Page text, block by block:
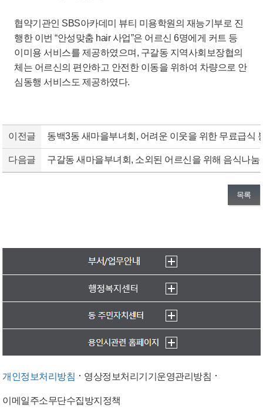
협약기관인 SBS아카데미 뷰티 미용학원의 재능기부로 진
행한 이번 “안성맞춤 hair 사업”은 어르신 6명에게 커트 등
이미용 서비스를 제공하였으며, 구갈동 지역사회보장협의
체는 어르신의 편안하고 안전한 이동을 위하여 차량으로 안
심동행 서비스도 제공하였다.
이전글 동백3동 새마을부녀회, 어려운 이웃을 위한 무료급식
다음글 구갈동 새마을부녀회, 소외된 어르신을 위해 음식나눔
목록
개인정보처리방침 영상정보처리기기운영관리방침
이메일주소무단수집방지정책